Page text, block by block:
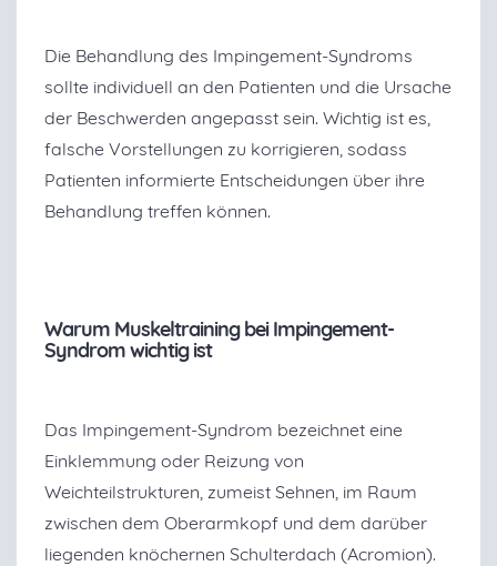
Die Behandlung des Impingement-Syndroms
sollte individuell an den Patienten und die Ursache
der Beschwerden angepasst sein. Wichtig ist es,
falsche Vorstellungen zu korrigieren, sodass
Patienten informierte Entscheidungen über ihre
Behandlung treffen können.
Warum Muskeltraining bei Impingement-
Syndrom wichtig ist
Das Impingement-Syndrom bezeichnet eine
Einklemmung oder Reizung von
Weichteilstrukturen, zumeist Sehnen, im Raum
zwischen dem Oberarmkopf und dem darüber
liegenden knöchernen Schulterdach (Acromion).